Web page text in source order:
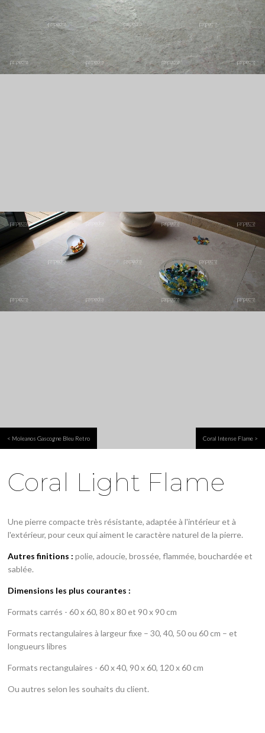
Pierres
Produits
Carrières
Entreprise
< Moleanos Gascogne Bleu Retro Coral Intense Flame >
Coral Light Flame
Une pierre compacte très résistante, adaptée à l'intérieur et à
l'extérieur, pour ceux qui aiment le caractère naturel de la pierre.
Autres finitions : polie, adoucie, brossée, flammée, bouchardée et
sablée.
Dimensions les plus courantes :
Formats carrés - 60 x 60, 80 x 80 et 90 x 90 cm
Formats rectangulaires à largeur fixe – 30, 40, 50 ou 60 cm – et
longueurs libres
Formats rectangulaires - 60 x 40, 90 x 60, 120 x 60 cm
Ou autres selon les souhaits du client.